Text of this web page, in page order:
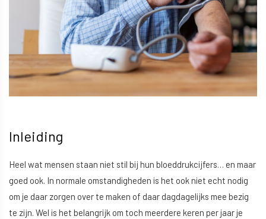
Inleiding
Heel wat mensen staan niet stil bij hun bloeddrukcijfers… en maar
goed ook. In normale omstandigheden is het ook niet echt nodig
om je daar zorgen over te maken of daar dagdagelijks mee bezig
te zijn. Wel is het belangrijk om toch meerdere keren per jaar je